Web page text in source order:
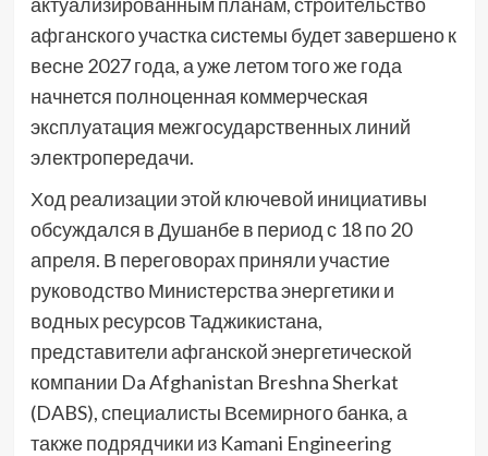
афганского участка системы будет завершено к
весне 2027 года, а уже летом того же года
начнется полноценная коммерческая
эксплуатация межгосударственных линий
электропередачи.
Ход реализации этой ключевой инициативы
обсуждался в Душанбе в период с 18 по 20
апреля. В переговорах приняли участие
руководство Министерства энергетики и
водных ресурсов Таджикистана,
представители афганской энергетической
компании Da Afghanistan Breshna Sherkat
(DABS), специалисты Всемирного банка, а
также подрядчики из Kamani Engineering